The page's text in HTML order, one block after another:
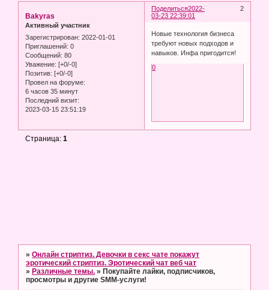
Поделиться 2
2022-
03-23 22:39:01
Bakyras
Активный участник
Зарегистрирован: 2022-01-01
Приглашений: 0
Сообщений: 80
Уважение: [+0/-0]
Позитив: [+0/-0]
Провел на форуме:
6 часов 35 минут
Последний визит:
2023-03-15 23:51:19
Новые технология бизнеса
требуют новых подходов и
навыков. Инфа пригодится!
0
Страница:1
»Онлайн стриптиз. Девочки в секс чате покажут
эротический стриптиз. Эротический чат веб чат
» Различные темы. » Покупайте лайки, подписчиков,
просмотры и другие SMM-услуги!